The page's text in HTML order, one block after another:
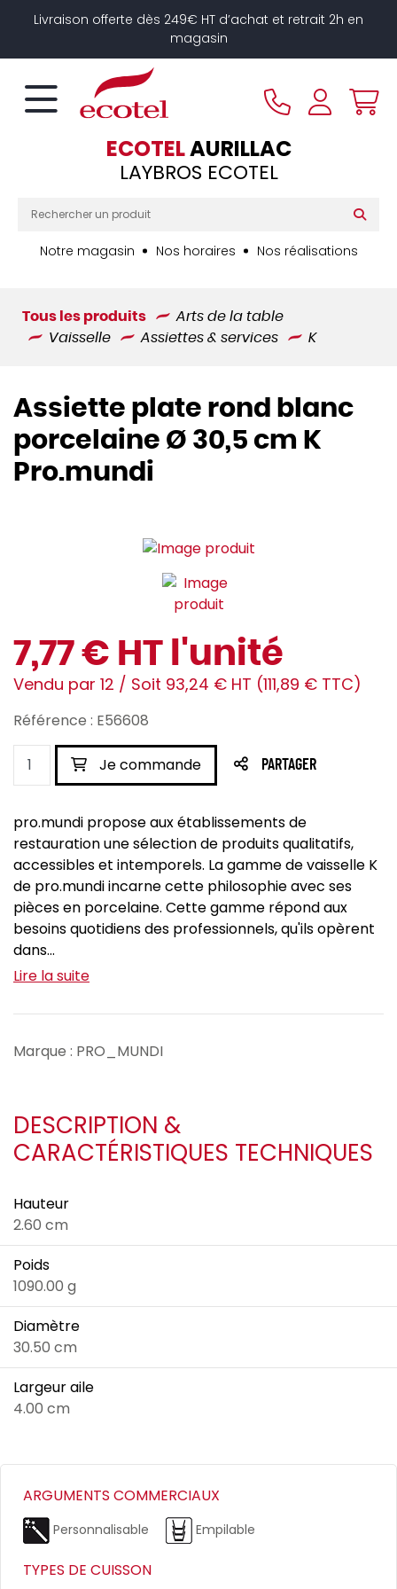
Livraison offerte dès 249€ HT d’achat et retrait 2h en
magasin
ECOTELAURILLAC
LAYBROS ECOTEL
Notre magasin Nos horaires Nos réalisations
Tous les produits
Arts de la table
Vaisselle
Assiettes & services K
Assiette plate rond blanc
porcelaine Ø 30,5 cm K
Pro.mundi
7,77 € HT l'unité
Vendu par 12 / Soit 93,24 € HT (111,89 € TTC)
Référence : E56608
Je commande PARTAGER
pro.mundi propose aux établissements de
restauration une sélection de produits qualitatifs,
accessibles et intemporels. La gamme de vaisselle K
de pro.mundi incarne cette philosophie avec ses
pièces en porcelaine. Cette gamme répond aux
besoins quotidiens des professionnels, qu'ils opèrent
dans...
Lire la suite
Marque : PRO_MUNDI
DESCRIPTION &
CARACTÉRISTIQUES TECHNIQUES
Hauteur
2.60 cm
Poids
1090.00 g
Diamètre
30.50 cm
Largeur aile
4.00 cm
ARGUMENTS COMMERCIAUX
Personnalisable Empilable
TYPES DE CUISSON
Panneau de gestion des cookies